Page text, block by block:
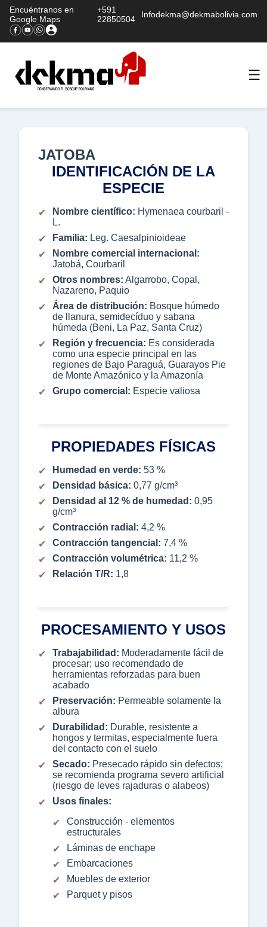
Encuéntranos en
Google Maps
+591
22850504
Infodekma@dekmabolivia.com
☰
JATOBA
IDENTIFICACIÓN DE LA
ESPECIE
Nombre científico: Hymenaea courbaril -
L.
Familia: Leg. Caesalpinioideae
Nombre comercial internacional:
Jatobá, Courbaril
Otros nombres: Algarrobo, Copal,
Nazareno, Paquio
Área de distribución: Bosque húmedo
de llanura, semidecíduo y sabana
húmeda (Beni, La Paz, Santa Cruz)
Región y frecuencia: Es considerada
como una especie principal en las
regiones de Bajo Paraguá, Guarayos Pie
de Monte Amazónico y la Amazonía
Grupo comercial: Especie valiosa
PROPIEDADES FÍSICAS
Humedad en verde: 53 %
Densidad básica: 0,77 g/cm³
Densidad al 12 % de humedad: 0,95
g/cm³
Contracción radial: 4,2 %
Contracción tangencial: 7,4 %
Contracción volumétrica: 11,2 %
Relación T/R: 1,8
PROCESAMIENTO Y USOS
Trabajabilidad: Moderadamente fácil de
procesar; uso recomendado de
herramientas reforzadas para buen
acabado
Preservación: Permeable solamente la
albura
Durabilidad: Durable, resistente a
hongos y termitas, especialmente fuera
del contacto con el suelo
Secado: Presecado rápido sin defectos;
se recomienda programa severo artificial
(riesgo de leves rajaduras o alabeos)
Usos finales:
Construcción - elementos
estructurales
Láminas de enchape
Embarcaciones
Muebles de exterior
Parquet y pisos